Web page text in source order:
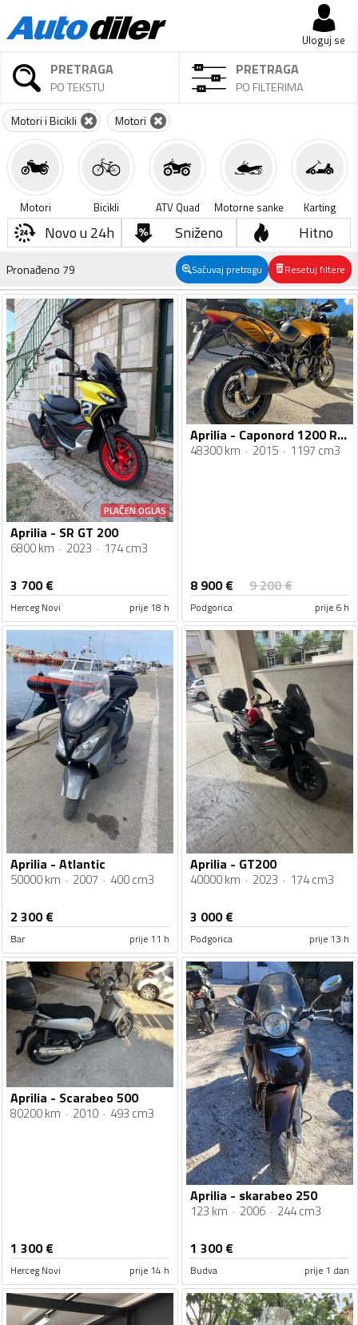
Uloguj se
PRETRAGA
PO TEKSTU
PRETRAGA
PO FILTERIMA
Motori i Bicikli Motori
Motori Bicikli ATV Quad Motorne sanke Karting
Novo u 24h Sniženo Hitno
Pronađeno 79 Sačuvaj pretragu Resetuj filtere
PLAĆEN OGLAS
Aprilia - SR GT 200
6800 km 2023 174 cm3
3 700€
Herceg Novi prije 18 h
Aprilia - Caponord 1200 Rally
48300 km 2015 1197 cm3
8 900€ 9 200€
Podgorica prije 6 h
Aprilia - Atlantic
50000 km 2007 400 cm3
2 300€
Bar prije 11 h
Aprilia - GT200
40000 km 2023 174 cm3
3 000€
Podgorica prije 13 h
Aprilia - Scarabeo 500
80200 km 2010 493 cm3
1 300€
Herceg Novi prije 14 h
Aprilia - skarabeo 250
123 km 2006 244 cm3
1 300€
Budva prije 1 dan